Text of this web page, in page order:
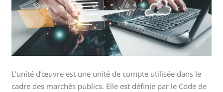
L’unité d’œuvre est une unité de compte utilisée dans le
cadre des marchés publics. Elle est définie par le Code de